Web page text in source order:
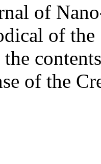
of
of
of the